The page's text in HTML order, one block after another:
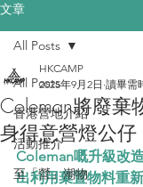
文章
All Posts
香港營地介紹
活動推介
至「營」潮物
All Posts
Coleman將廢棄
身得意營燈公
HKCAMP
2025年9月2日 讀畢需
Coleman嘅升級改
出利用棄置物料重